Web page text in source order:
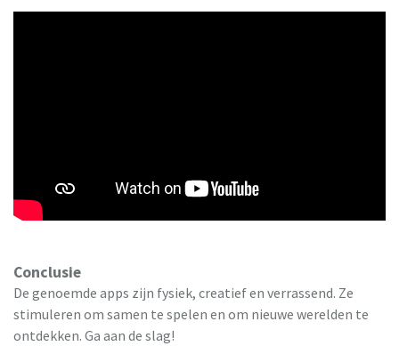
Conclusie
De genoemde apps zijn fysiek, creatief en verrassend. Ze
stimuleren om samen te spelen en om nieuwe werelden te
ontdekken. Ga aan de slag!